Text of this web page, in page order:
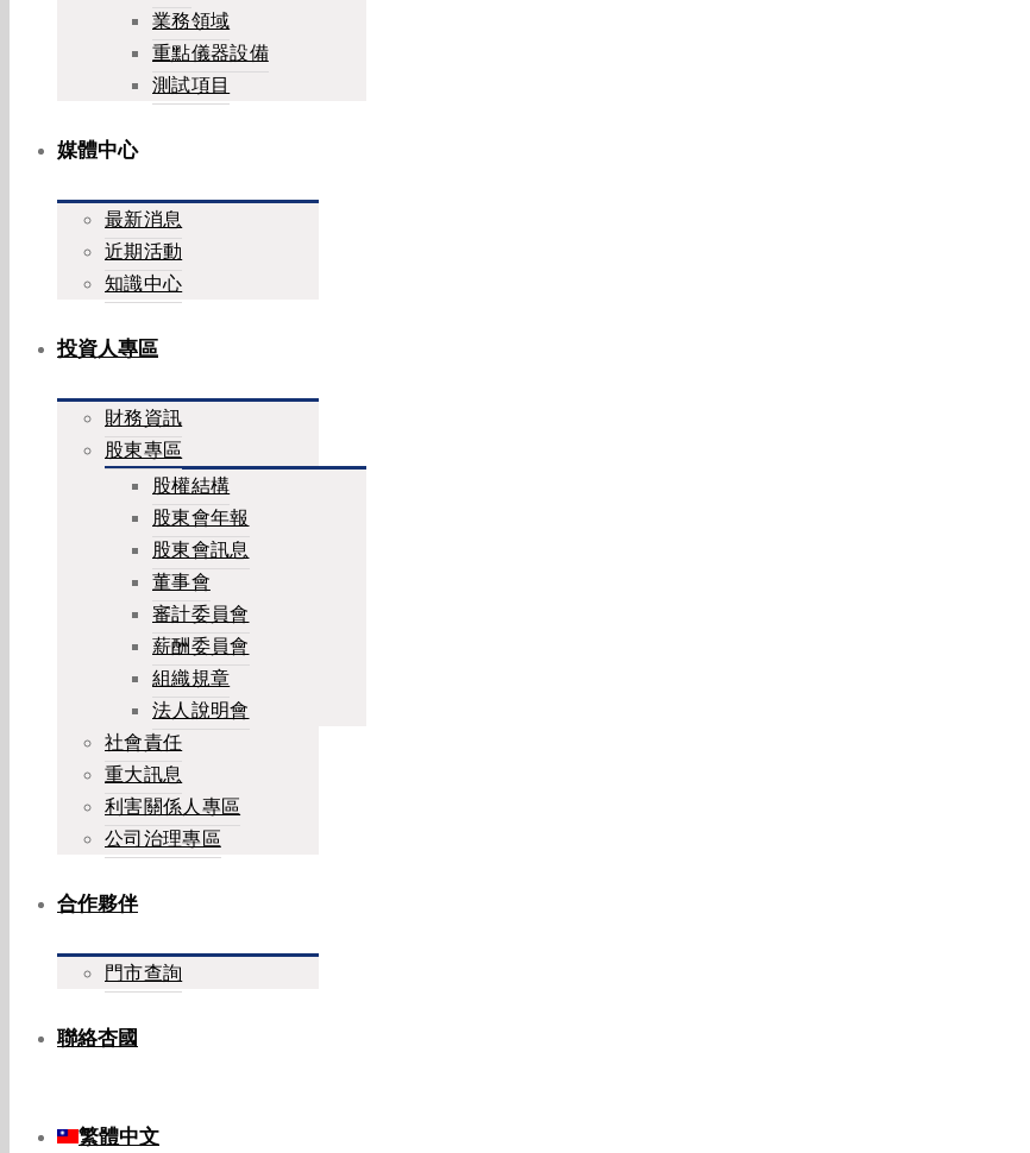
業務領域
重點儀器設備
測試項目
媒體中心
最新消息
近期活動
知識中心
投資人專區
財務資訊
股東專區
股權結構
股東會年報
股東會訊息
董事會
審計委員會
薪酬委員會
組織規章
法人說明會
社會責任
重大訊息
利害關係人專區
公司治理專區
合作夥伴
門市查詢
聯絡杏國
繁體中文